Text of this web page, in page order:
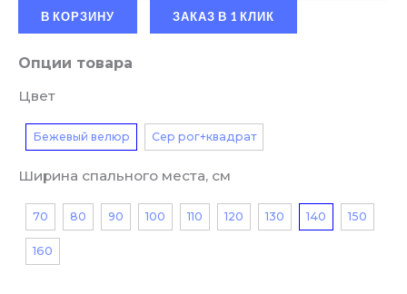
В КОРЗИНУ ЗАКАЗ В 1 КЛИК
Опции товара
Цвет
Бежевый велюр Сер рог+квадрат
Ширина спального места, см
70 80 90 100 110 120 130 140 150
160